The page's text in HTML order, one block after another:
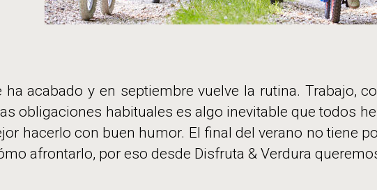
ha acabado y en septiembre vuelve la rutina. Trabajo,
obligaciones habituales es algo inevitable que todos
hacerlo con buen humor. El final del verano no tiene
afrontarlo, por eso desde Disfruta & Verdura